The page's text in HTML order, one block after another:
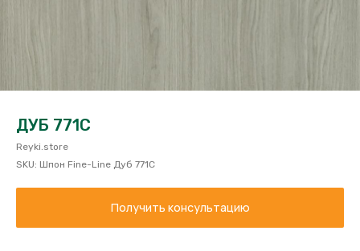
ДУБ 771C
Reyki.store
SKU: Шпон Fine-Line Дуб 771C
Получить консультацию